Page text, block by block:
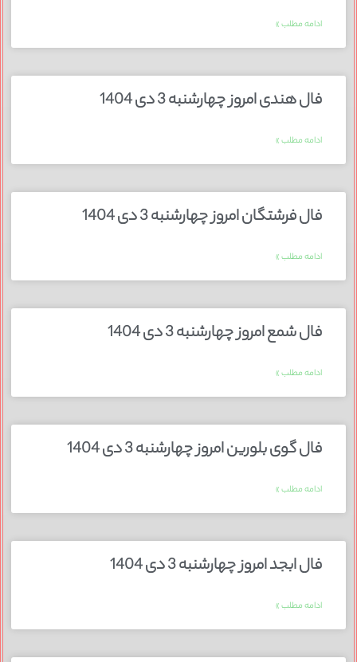
ادامه مطلب »
فال هندی امروز چهارشنبه 3 دی 1404
ادامه مطلب »
فال فرشتگان امروز چهارشنبه 3 دی 1404
ادامه مطلب »
فال شمع امروز چهارشنبه 3 دی 1404
ادامه مطلب »
فال گوی بلورین امروز چهارشنبه 3 دی 1404
ادامه مطلب »
فال ابجد امروز چهارشنبه 3 دی 1404
ادامه مطلب »